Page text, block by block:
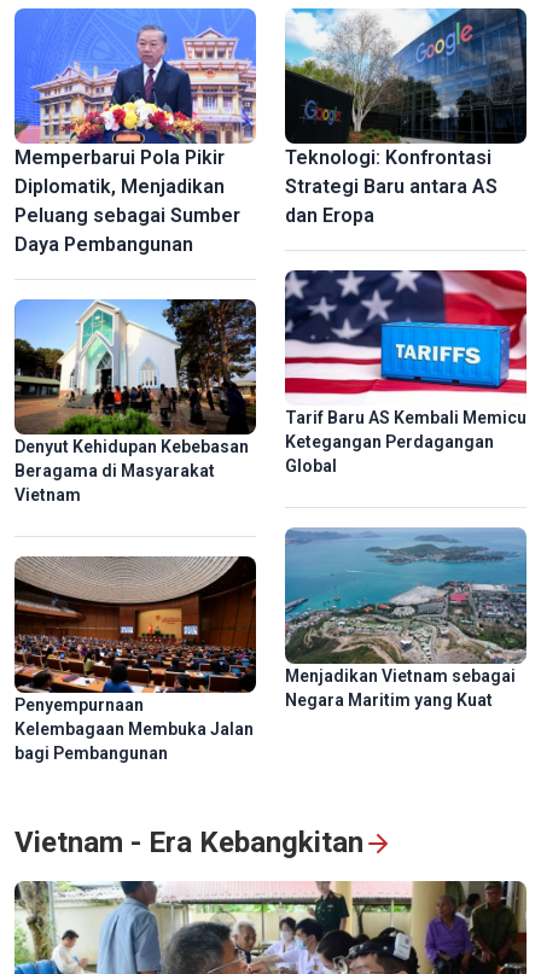
Memperbarui Pola Pikir
Diplomatik, Menjadikan
Peluang sebagai Sumber
Daya Pembangunan
Denyut Kehidupan Kebebasan
Beragama di Masyarakat
Vietnam
Penyempurnaan
Kelembagaan Membuka Jalan
bagi Pembangunan
Teknologi: Konfrontasi
Strategi Baru antara AS
dan Eropa
Tarif Baru AS Kembali Memicu
Ketegangan Perdagangan
Global
Menjadikan Vietnam sebagai
Negara Maritim yang Kuat
Vietnam - Era Kebangkitan